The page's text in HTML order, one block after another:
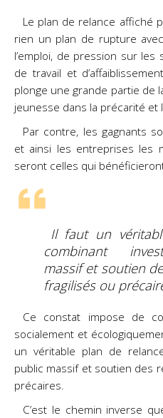
Le plan de relance affiché
rien un plan de rupture
l’emploi, de pression sur
de travail et
plonge une grande partie de
jeunesse dans la précarité et
Par contre, les gagnants
et ainsi les entreprises les
seront celles qui
Il faut un
combinant
massif et soutien
fragilisés ou
Ce constat impose de
socialement et
un véritable plan de
public massif et soutien des
précaires.
C’est le chemin inverse